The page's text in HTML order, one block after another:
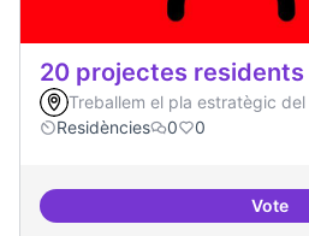
20 projectes residents
Treballem el pla estratègic del
Residències
0 0
Vote
20